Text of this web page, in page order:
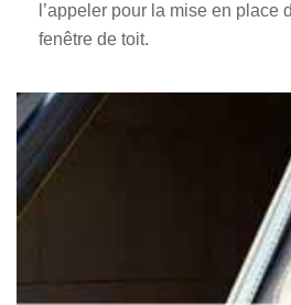
l’appeler pour la mise en place
fenêtre de toit.